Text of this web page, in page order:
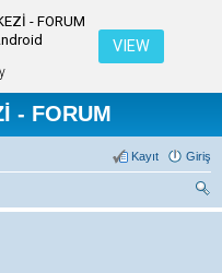
- FORUM
VIEW
- FORUM
Giriş
Kayıt
ra